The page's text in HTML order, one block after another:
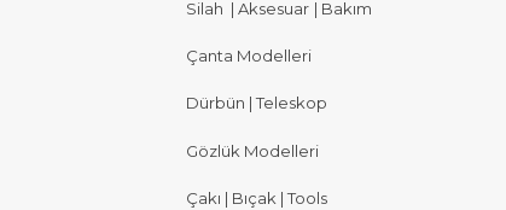
Silah | Aksesuar | Bakım
Çanta Modelleri
Dürbün | Teleskop
Gözlük Modelleri
Çakı | Bıçak | Tools